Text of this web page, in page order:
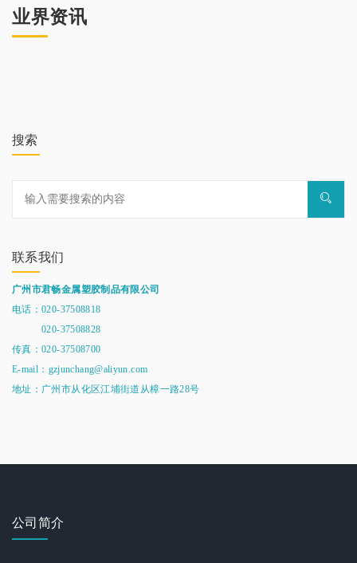
业界资讯
搜索
联系我们
广州市君畅金属塑胶制品有限公司
电话：020-37508818
020-37508828
传真：020-37508700
E-mail：gzjunchang@aliyun.com
地址：广州市从化区江埔街道从樟一路28号
公司简介